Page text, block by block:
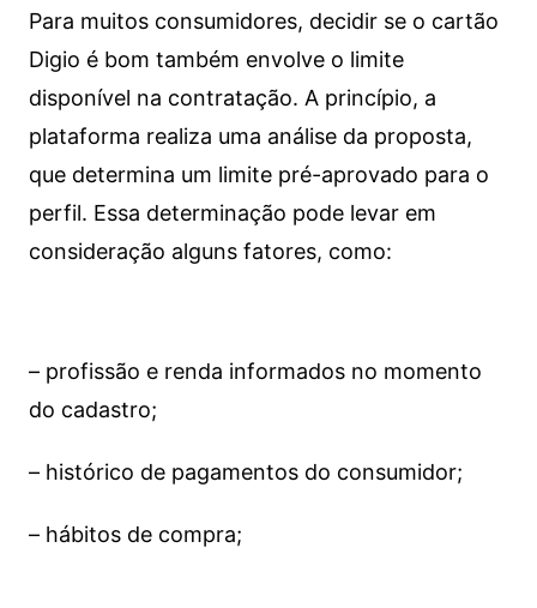
Para muitos consumidores, decidir se o cartão
Digio é bom também envolve o limite
disponível na contratação. A princípio, a
plataforma realiza uma análise da proposta,
que determina um limite pré-aprovado para o
perfil. Essa determinação pode levar em
consideração alguns fatores, como:
– profissão e renda informados no momento
do cadastro;
– histórico de pagamentos do consumidor;
– hábitos de compra;